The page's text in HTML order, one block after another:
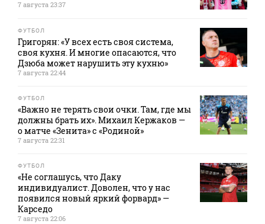
7 августа 23:37
ФУТБОЛ
Григорян: «У всех есть своя система,
своя кухня. И многие опасаются, что
Дзюба может нарушить эту кухню»
7 августа 22:44
ФУТБОЛ
«Важно не терять свои очки. Там, где мы
должны брать их». Михаил Кержаков —
о матче «Зенита» с «Родиной»
7 августа 22:31
ФУТБОЛ
«Не соглашусь, что Даку
индивидуалист. Доволен, что у нас
появился новый яркий форвард» —
Карседо
7 августа 22:06